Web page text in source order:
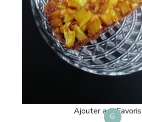
Ajouter aux Favoris
G